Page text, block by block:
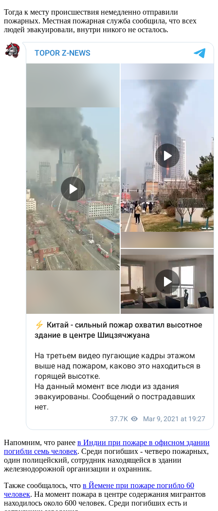
Тогда к месту происшествия немедленно отправили
пожарных. Местная пожарная служба сообщила, что всех
людей эвакуировали, внутри никого не осталось.
Напомним, что ранее в Индии при пожаре в офисном здании
погибли семь человек. Среди погибших - четверо пожарных,
один полицейский, сотрудник находящейся в здании
железнодорожной организации и охранник.
Также сообщалось, что в Йемене при пожаре погибло 60
человек. На момент пожара в центре содержания мигрантов
находилось около 600 человек. Среди погибших есть и